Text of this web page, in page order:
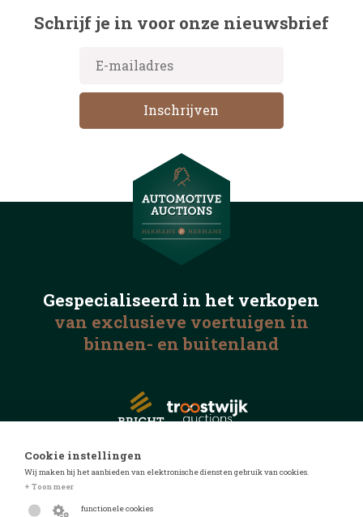
Schrijf je in voor onze nieuwsbrief
Gespecialiseerd in het verkopen
van exclusieve voertuigen in
binnen- en buitenland
© 2026 Automotive Auctions
Privacyverklaring
Cookie instellingen
Wij maken bij het aanbieden van elektronische diensten gebruik van cookies.
+ Toon meer
functionele cookies